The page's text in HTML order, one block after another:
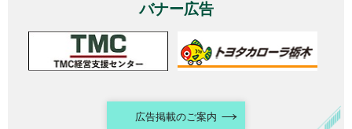
バナー広告
広告掲載のご案内